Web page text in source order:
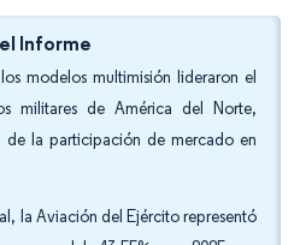
Informe
modelos multimisión lideraron el
militares de América del Norte,
de la participación de mercado en
la Aviación del Ejército representó